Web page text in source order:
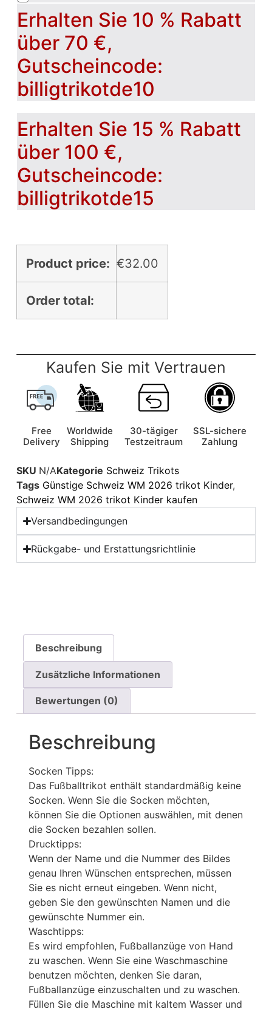
Erhalten Sie 10 % Rabatt
über 70 €,
Gutscheincode:
billigtrikotde10
Erhalten Sie 15 % Rabatt
über 100 €,
Gutscheincode:
billigtrikotde15
Product price: €32.00
Order total:
Kaufen Sie mit Vertrauen
Free
Delivery
Worldwide
Shipping
30-tägiger
Testzeitraum
SSL-sichere
Zahlung
SKU N/AKategorie Schweiz Trikots
Tags Günstige Schweiz WM 2026 trikot Kinder,
Schweiz WM 2026 trikot Kinder kaufen
Versandbedingungen
Rückgabe- und Erstattungsrichtlinie
Beschreibung
Zusätzliche Informationen
Bewertungen (0)
Beschreibung
Socken Tipps:
Das Fußballtrikot enthält standardmäßig keine
Socken. Wenn Sie die Socken möchten,
können Sie die Optionen auswählen, mit denen
die Socken bezahlen sollen.
Drucktipps:
Wenn der Name und die Nummer des Bildes
genau Ihren Wünschen entsprechen, müssen
Sie es nicht erneut eingeben. Wenn nicht,
geben Sie den gewünschten Namen und die
gewünschte Nummer ein.
Waschtipps:
Es wird empfohlen, Fußballanzüge von Hand
zu waschen. Wenn Sie eine Waschmaschine
benutzen möchten, denken Sie daran,
Fußballanzüge einzuschalten und zu waschen.
Füllen Sie die Maschine mit kaltem Wasser und